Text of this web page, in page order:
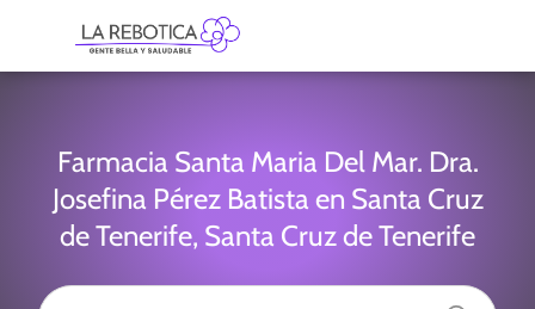
Farmacia Santa Maria Del Mar. Dra.
Josefina Pérez Batista en Santa Cruz
de Tenerife, Santa Cruz de Tenerife